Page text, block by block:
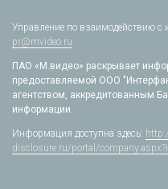
Управление по взаимодействию с
pr@mvideo.ru
ПАО «М.видео» раскрывает
предоставляемой ООО
агентством, аккредитованным
информации.
Информация доступна здесь:
disclosure.ru/portal/